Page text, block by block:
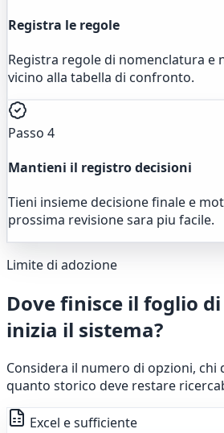
Registra le regole
Registra regole di nomenclatura e
vicino alla tabella di confronto.
Passo 4
Mantieni il registro decisioni
Tieni insieme decisione finale e
prossima revisione sara piu facile.
Limite di adozione
Dove finisce il foglio
inizia il sistema?
Considera il numero di opzioni, chi
quanto storico deve restare
Excel e sufficiente